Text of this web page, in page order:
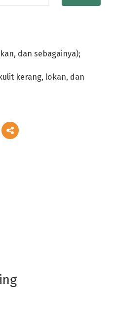
dan sebagainya);
kerang, lokan, dan